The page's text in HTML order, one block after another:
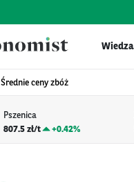
Wiedza
Średnie ceny zbóż
Pszenica
807.5 zł/t
+0.42%